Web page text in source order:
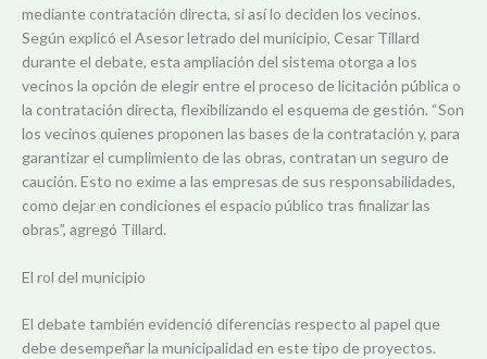
mediante contratación directa, si así lo deciden los vecinos.
Según explicó el Asesor letrado del municipio, Cesar Tillard
durante el debate, esta ampliación del sistema otorga a los
vecinos la opción de elegir entre el proceso de licitación pública o
la contratación directa, flexibilizando el esquema de gestión. “Son
los vecinos quienes proponen las bases de la contratación y, para
garantizar el cumplimiento de las obras, contratan un seguro de
caución. Esto no exime a las empresas de sus responsabilidades,
como dejar en condiciones el espacio público tras finalizar las
obras”, agregó Tillard.
El rol del municipio
El debate también evidenció diferencias respecto al papel que
debe desempeñar la municipalidad en este tipo de proyectos.